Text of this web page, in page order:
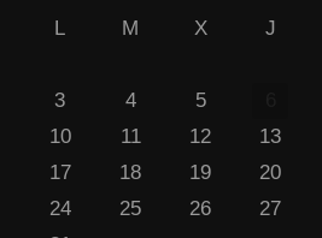
L M X J
3
4 5
10
11 12 13
17
18 19 20
24
25 26 27